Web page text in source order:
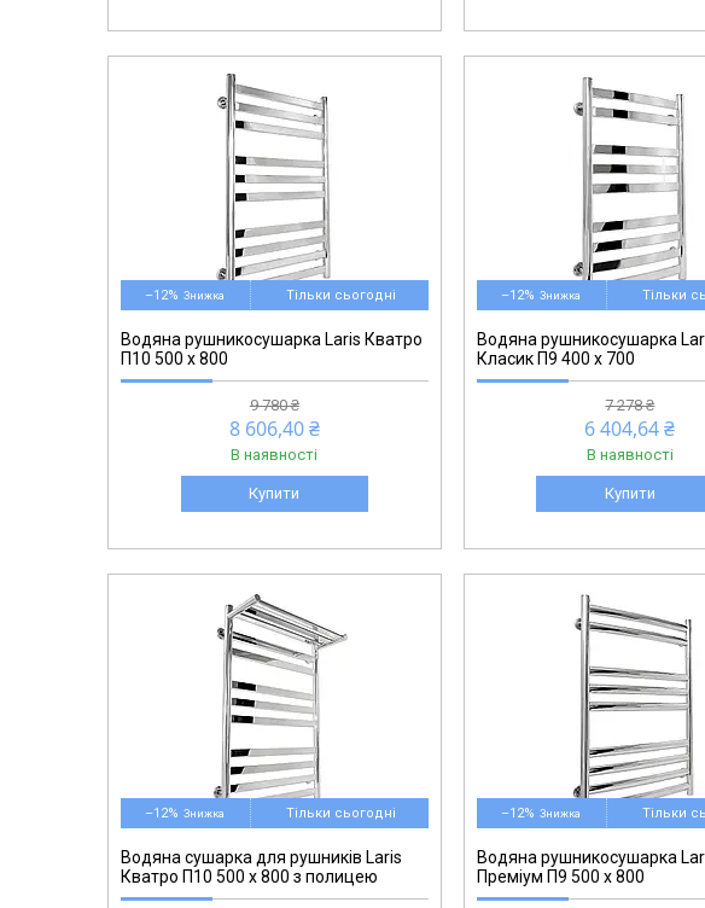
–12% Тільки сьогодні
Водяна рушникосушарка Laris Кватро
П10 500 х 800
9 780 ₴
8 606,40 ₴
В наявності
Купити
71207567
–12% Тільки
Водяна рушникосушарка
Класик П9 400 х 700
7 278 ₴
6 404,64 ₴
В наявності
Купити
71207568
–12% Тільки сьогодні
Водяна сушарка для рушників Laris
Кватро П10 500 х 800 з полицею
71207677
–12% Тільки
Водяна рушникосушарка
Преміум П9 500 х 800
71207674